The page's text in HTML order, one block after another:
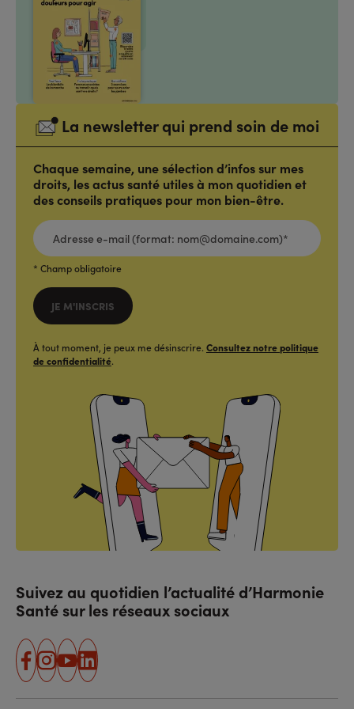
La newsletter qui prend soin de moi
Chaque semaine, une sélection d’infos sur mes
droits, les actus santé utiles à mon quotidien et
des conseils pratiques pour mon bien-être.
ADRESSE
E-
MAIL
(FORMAT:
NOM@DOMAINE.COM)*
* Champ obligatoire
JE M'INSCRIS
À tout moment, je peux me désinscrire. Consultez notre politique
de confidentialité.
Suivez au quotidien l’actualité d’Harmonie
Santé sur les réseaux sociaux
facebook
instagram
youtube
linkedin